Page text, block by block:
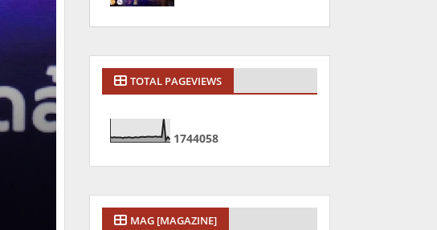
TOTAL PAGEVIEWS
1744058
MAG [MAGAZINE]